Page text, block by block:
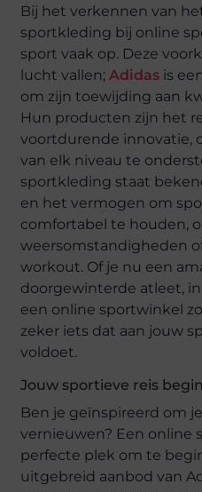
Bij het verkennen van
sportkleding bij online
sport vaak op. Deze
lucht vallen;Adidas is
om zijn toewijding aan
Hun producten zijn het
voortdurende innovatie,
van elk niveau te
sportkleding staat
en het vermogen om
comfortabel te houden,
weersomstandigheden
workout. Of je nu een
doorgewinterde atleet,
een online sportwinkel
zeker iets dat aan jouw
voldoet.
Jouw sportieve reis
Ben je geïnspireerd om
vernieuwen? Een online
perfecte plek om te
uitgebreid aanbod van